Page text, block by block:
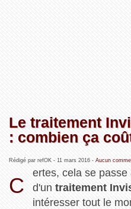
Le traitement
: combien ça
Rédigé par refOK - 11 mars 2016- Aucun
C
ertes, cela se
d'untraitement
intéresser tout le